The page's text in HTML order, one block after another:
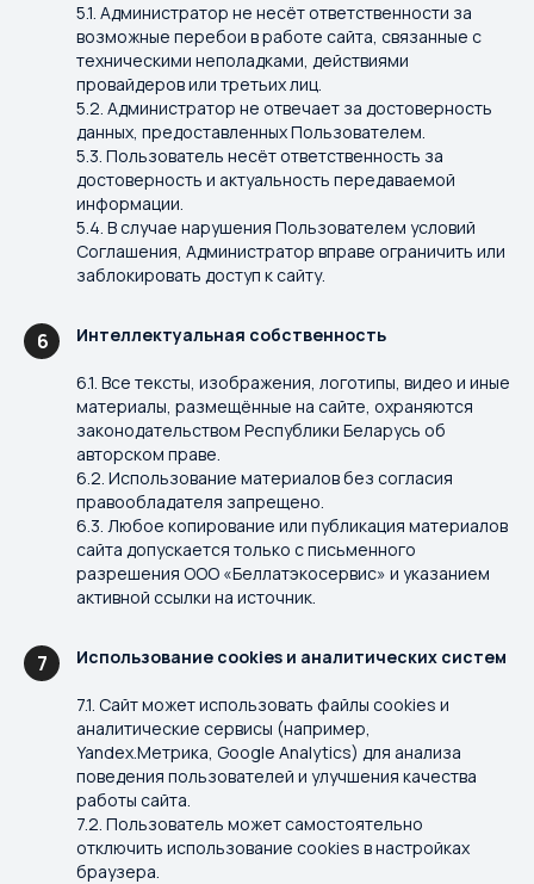
5.1. Администратор не несёт ответственности за
возможные перебои в работе сайта, связанные с
техническими неполадками, действиями
провайдеров или третьих лиц.
5.2. Администратор не отвечает за достоверность
данных, предоставленных Пользователем.
5.3. Пользователь несёт ответственность за
достоверность и актуальность передаваемой
информации.
5.4. В случае нарушения Пользователем условий
Соглашения, Администратор вправе ограничить или
заблокировать доступ к сайту.
6 Интеллектуальная собственность
6.1. Все тексты, изображения, логотипы, видео и иные
материалы, размещённые на сайте, охраняются
законодательством Республики Беларусь об
авторском праве.
6.2. Использование материалов без согласия
правообладателя запрещено.
6.3. Любое копирование или публикация материалов
сайта допускается только с письменного
разрешения ООО «Беллатэкосервис» и указанием
активной ссылки на источник.
7 Использование cookies и аналитических систем
7.1. Сайт может использовать файлы cookies и
аналитические сервисы (например,
Yandex.Метрика, Google Analytics) для анализа
поведения пользователей и улучшения качества
работы сайта.
7.2. Пользователь может самостоятельно
отключить использование cookies в настройках
браузера.